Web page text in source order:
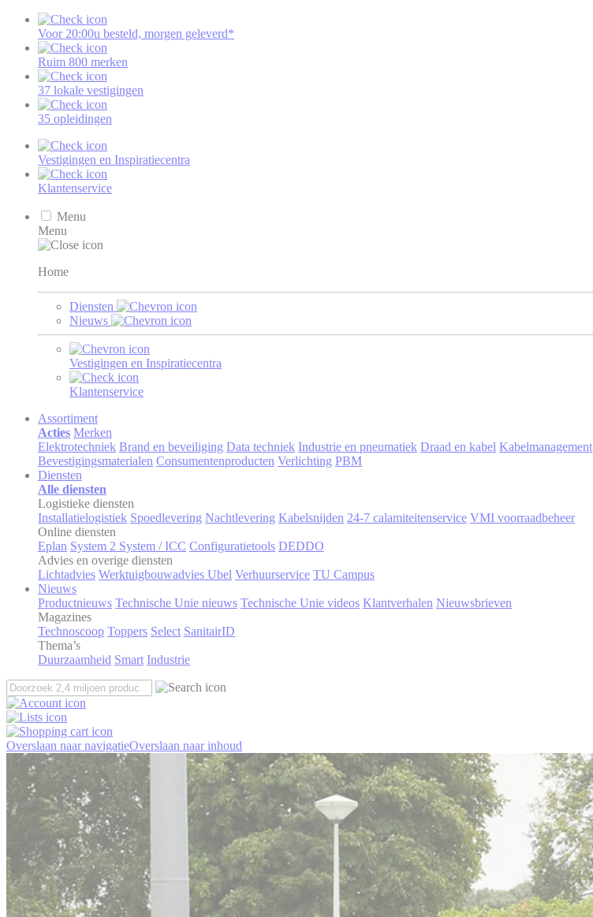
Voor 20:00u besteld, morgen geleverd*
Ruim 800 merken
37 lokale vestigingen
35 opleidingen
Vestigingen en Inspiratiecentra
Klantenservice
Menu
Menu
Home
Diensten
Nieuws
Vestigingen en Inspiratiecentra
Klantenservice
Assortiment
Acties Merken
Elektrotechniek Brand en beveiliging Data techniek Industrie en pneumatiek Draad en kabel Kabelmanagement
Bevestigingsmaterialen Consumentenproducten Verlichting PBM
Diensten
Alle diensten
Logistieke diensten
Installatielogistiek Spoedlevering Nachtlevering Kabelsnijden 24-7 calamiteitenservice VMI voorraadbeheer
Online diensten
Eplan System 2 System / ICC Configuratietools DEDDO
Advies en overige diensten
Lichtadvies Werktuigbouwadvies Ubel Verhuurservice TU Campus
Nieuws
Productnieuws Technische Unie nieuws Technische Unie videos Klantverhalen Nieuwsbrieven
Magazines
Technoscoop Toppers Select SanitairID
Thema’s
Duurzaamheid Smart Industrie
Overslaan naar navigatieOverslaan naar inhoud